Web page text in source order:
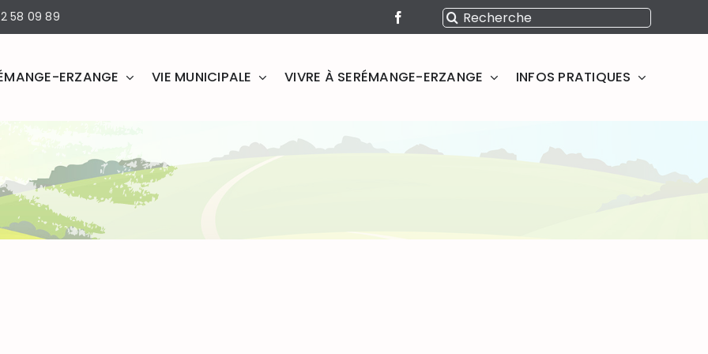
58 09 89 Rechercher:
ERZANGE VIE MUNICIPALE VIVRE À SERÉMANGE-ERZANGE INFOS PRATIQUES